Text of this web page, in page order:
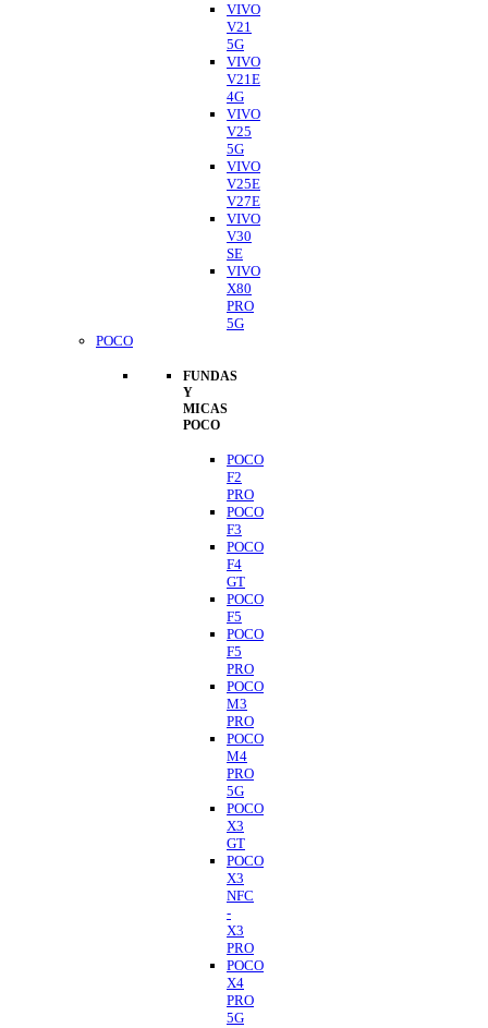
VIVO
V21
5G
VIVO
V21E
4G
VIVO
V25
5G
VIVO
V25E
V27E
VIVO
V30
SE
VIVO
X80
PRO
5G
POCO
FUNDAS
Y
MICAS
POCO
POCO
F2
PRO
POCO
F3
POCO
F4
GT
POCO
F5
POCO
F5
PRO
POCO
M3
PRO
POCO
M4
PRO
5G
POCO
X3
GT
POCO
X3
NFC
-
X3
PRO
POCO
X4
PRO
5G